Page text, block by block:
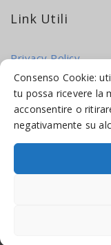
Consenso Cookie:
tu possa ricevere la
acconsentire o
negativamente su
Link Utili
Privacy Policy
Cookie Policy